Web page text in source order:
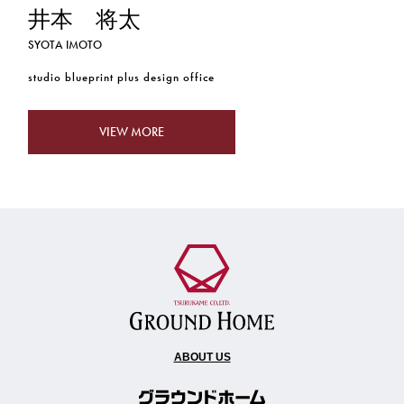
RIE UCHIYAMA
VIEW MORE
KAZUYA SHIKINAMI
VIEW MORE
YASUNORI FUKASE
VIEW MORE
井本 将太
SYOTA IMOTO
studio blueprint plus design office
VIEW MORE
HIROMI MORISHITA
plus design office
VIEW MORE
AKIO MORI
MOAdesignworks
VIEW MORE
YOJI KOMAI
Style-A
VIEW MORE
SHINICHIRO MATSUURA
MADo
VIEW MORE
SHINICHI YOSHINO
VIEW MORE
HIDESHI ABE
VIEW MORE
HAKUEI KIMOTO
VIEW MORE
DAISUKE OGURA
VIEW MORE
ABOUT US